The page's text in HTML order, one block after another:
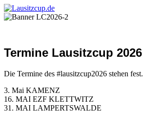
Termine Lausitzcup 2026
Die Termine des #lausitzcup2026 stehen fest.
3. Mai KAMENZ
16. MAI EZF KLETTWITZ
31. MAI LAMPERTSWALDE